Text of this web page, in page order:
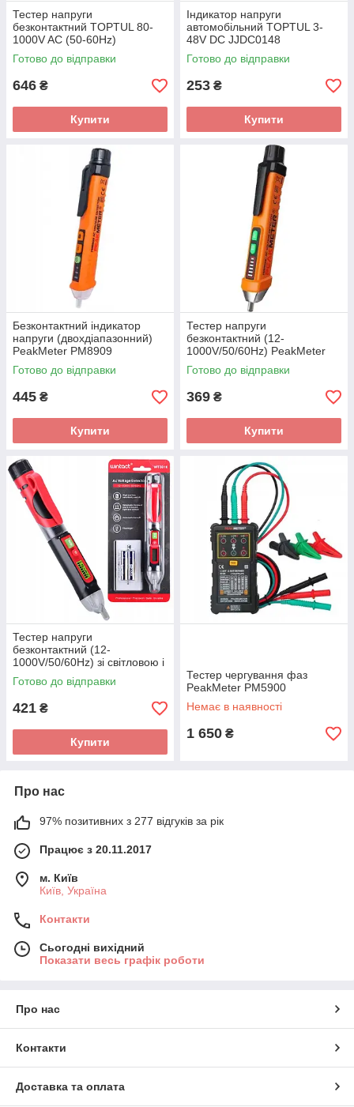
Тестер напруги
безконтактний TOPTUL 80-
1000V AC (50-60Hz)
FAJC0816
Готово до відправки
646 ₴
Купити
Індикатор напруги
автомобільний TOPTUL 3-
48V DC JJDC0148
Готово до відправки
253 ₴
Купити
Безконтактний індикатор
напруги (двохдіапазонний)
PeakMeter PM8909
Готово до відправки
445 ₴
Купити
Тестер напруги
безконтактний (12-
1000V/50/60Hz) PeakMeter
PM8908C
Готово до відправки
369 ₴
Купити
Тестер напруги
безконтактний (12-
1000V/50/60Hz) зі світловою і
звуковою індикацією
WINTACT WT3010
Готово до відправки
421 ₴
Купити
Тестер чергування фаз
PeakMeter PM5900
Немає в наявності
1 650 ₴
Про нас
97% позитивних з 277 відгуків за рік
Працює з 20.11.2017
м. Київ
Київ, Україна
Контакти
Сьогодні вихідний
Показати весь графік роботи
Про нас
Контакти
Доставка та оплата